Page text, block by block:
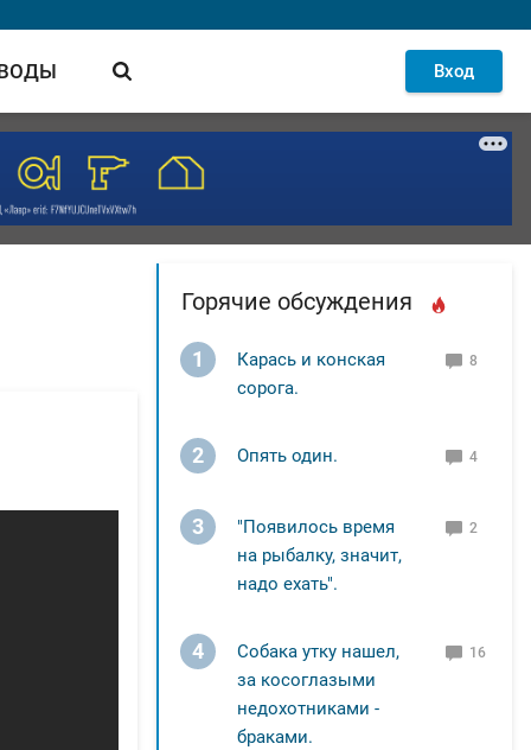
Вход
Горячие обсуждения
1
Карась и конская
сорога.
8
2 Опять один. 4
3
"Появилось время
на рыбалку, значит,
надо ехать".
2
4
Собака утку нашел,
за косоглазыми
недохотниками -
браками.
16